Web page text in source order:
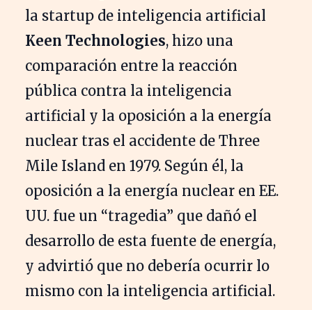
la startup de inteligencia artificial
Keen Technologies, hizo una
comparación entre la reacción
pública contra la inteligencia
artificial y la oposición a la energía
nuclear tras el accidente de Three
Mile Island en 1979. Según él, la
oposición a la energía nuclear en EE.
UU. fue un “tragedia” que dañó el
desarrollo de esta fuente de energía,
y advirtió que no debería ocurrir lo
mismo con la inteligencia artificial.